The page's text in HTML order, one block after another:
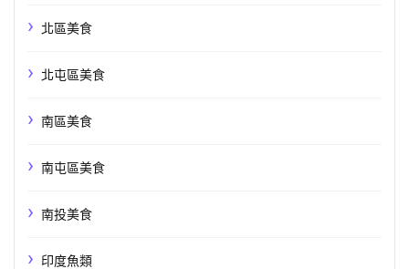
北區美食
北屯區美食
南區美食
南屯區美食
南投美食
印度魚類